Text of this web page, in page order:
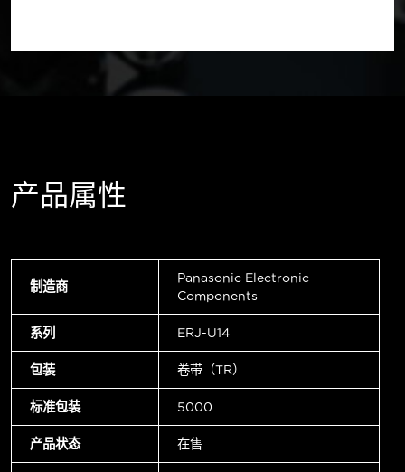
产品属性
制造商
Panasonic Electronic
Components
系列 ERJ-U14
包装 卷带（TR）
标准包装 5000
产品状态 在售